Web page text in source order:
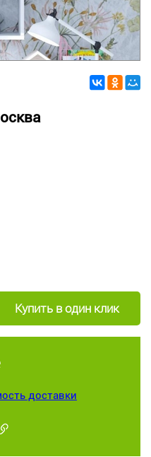
Купить в один клик
доставки